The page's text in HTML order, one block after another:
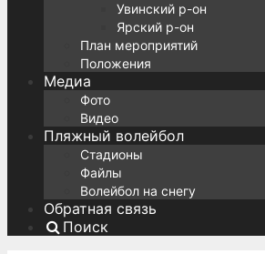
Увинский р-он
Ярский р-он
План мероприятий
Положения
Медиа
Фото
Видео
Пляжный волейбол
Стадионы
Файлы
Волейбол на снегу
Обратная связь
Поиск